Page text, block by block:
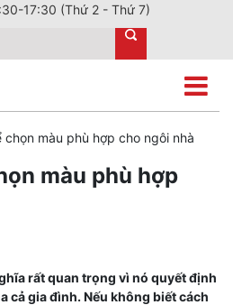
17:30 (Thứ 2 - Thứ 7)
màu phù hợp cho ngôi nhà
màu phù hợp
rất quan trọng vì nó quyết định
cả gia đình. Nếu không biết cách